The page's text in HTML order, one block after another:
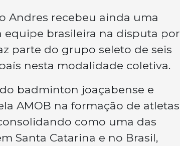
Andres recebeu ainda uma
brasileira na disputa por
parte do grupo seleto de seis
nesta modalidade coletiva.
badminton joaçabense e
AMOB na formação de
como uma das
Santa Catarina e no Brasil,